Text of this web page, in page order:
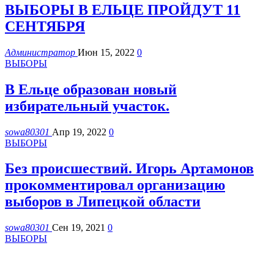
ВЫБОРЫ В ЕЛЬЦЕ ПРОЙДУТ 11
СЕНТЯБРЯ
Администратор Июн 15, 2022 0
ВЫБОРЫ
В Ельце образован новый
избирательный участок.
sowa80301 Апр 19, 2022 0
ВЫБОРЫ
Без происшествий. Игорь Артамонов
прокомментировал организацию
выборов в Липецкой области
sowa80301 Сен 19, 2021 0
ВЫБОРЫ